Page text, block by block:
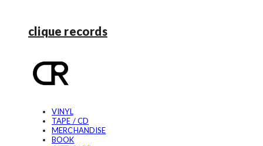
clique records
VINYL
TAPE / CD
MERCHANDISE
BOOK